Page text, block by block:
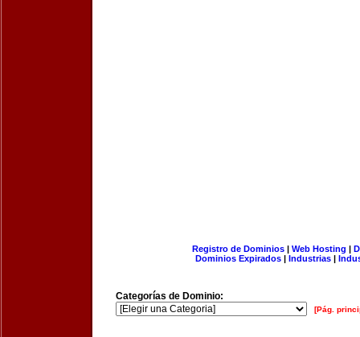
Registro de Dominios| Web Hosting |
Dominios Expirados | Industrias |
Categorías de Dominio:
[Pág.